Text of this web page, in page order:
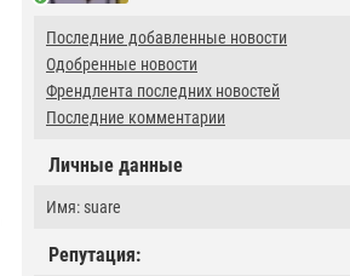
Последние добавленные новости
Одобренные новости
Френдлента последних новостей
Последние комментарии
Личные данные
Имя: suare
Репутация: